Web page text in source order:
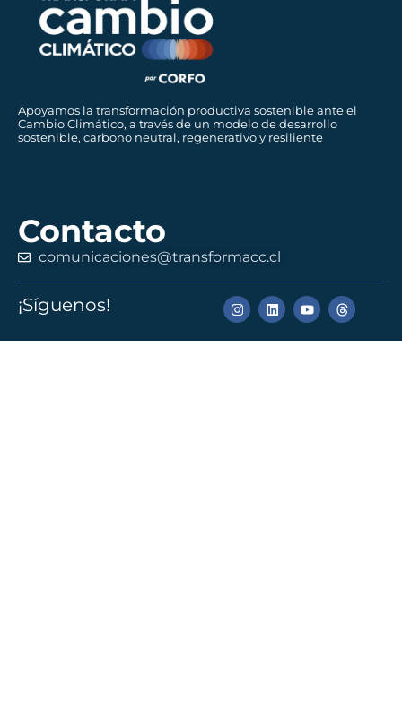
Apoyamos la transformación productiva sostenible ante el
Cambio Climático, a través de un modelo de desarrollo
sostenible, carbono neutral, regenerativo y resiliente
Contacto
comunicaciones@transformacc.cl
¡Síguenos!